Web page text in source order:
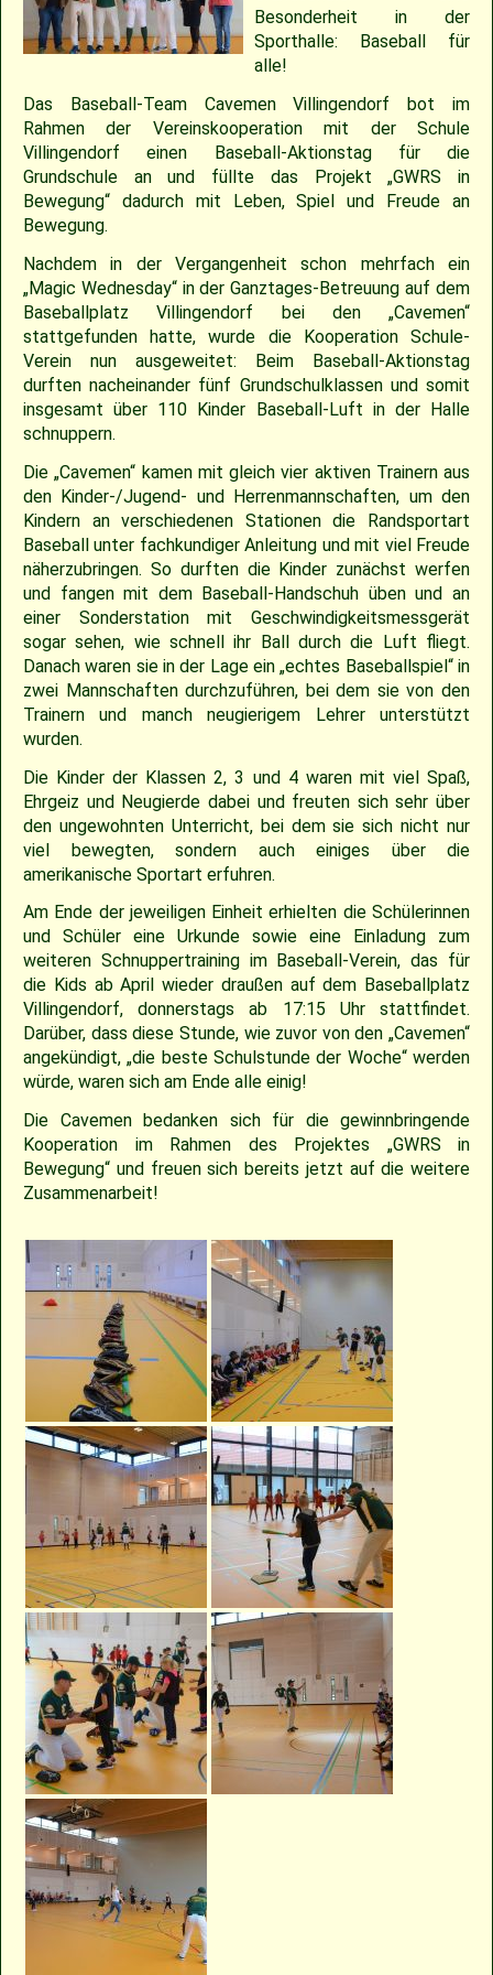
Besonderheit in der
Sporthalle: Baseball für
alle!
Das Baseball-Team Cavemen Villingendorf bot im
Rahmen der Vereinskooperation mit der Schule
Villingendorf einen Baseball-Aktionstag für die
Grundschule an und füllte das Projekt „GWRS in
Bewegung“ dadurch mit Leben, Spiel und Freude an
Bewegung.
Nachdem in der Vergangenheit schon mehrfach ein
„Magic Wednesday“ in der Ganztages-Betreuung auf dem
Baseballplatz Villingendorf bei den „Cavemen“
stattgefunden hatte, wurde die Kooperation Schule-
Verein nun ausgeweitet: Beim Baseball-Aktionstag
durften nacheinander fünf Grundschulklassen und somit
insgesamt über 110 Kinder Baseball-Luft in der Halle
schnuppern.
Die „Cavemen“ kamen mit gleich vier aktiven Trainern aus
den Kinder-/Jugend- und Herrenmannschaften, um den
Kindern an verschiedenen Stationen die Randsportart
Baseball unter fachkundiger Anleitung und mit viel Freude
näherzubringen. So durften die Kinder zunächst werfen
und fangen mit dem Baseball-Handschuh üben und an
einer Sonderstation mit Geschwindigkeitsmessgerät
sogar sehen, wie schnell ihr Ball durch die Luft fliegt.
Danach waren sie in der Lage ein „echtes Baseballspiel“ in
zwei Mannschaften durchzuführen, bei dem sie von den
Trainern und manch neugierigem Lehrer unterstützt
wurden.
Die Kinder der Klassen 2, 3 und 4 waren mit viel Spaß,
Ehrgeiz und Neugierde dabei und freuten sich sehr über
den ungewohnten Unterricht, bei dem sie sich nicht nur
viel bewegten, sondern auch einiges über die
amerikanische Sportart erfuhren.
Am Ende der jeweiligen Einheit erhielten die Schülerinnen
und Schüler eine Urkunde sowie eine Einladung zum
weiteren Schnuppertraining im Baseball-Verein, das für
die Kids ab April wieder draußen auf dem Baseballplatz
Villingendorf, donnerstags ab 17:15 Uhr stattfindet.
Darüber, dass diese Stunde, wie zuvor von den „Cavemen“
angekündigt, „die beste Schulstunde der Woche“ werden
würde, waren sich am Ende alle einig!
Die Cavemen bedanken sich für die gewinnbringende
Kooperation im Rahmen des Projektes „GWRS in
Bewegung“ und freuen sich bereits jetzt auf die weitere
Zusammenarbeit!
2018
2016
2015
2013
2012
2011
2010
2009
2007
30.04.2022 – Softballspieltag
05.05.2019 – Landesligaspiel gegen die Ladenburg Romans
01.05.2019 – Pokalspiel gegen Ellwangen
21.05.2017 – Spiel gegen Neuenburg
13.05.2017 – Jugendspiel in Herrenberg
08.04.2017 – Pokalauftakt gegen die Freiburg Knights
04.03.2017 – Jugendausflug Sensapolis
03.03.2017 – Jahreshauptversammlung
01.05.2011 – Landesligaspiel Cavemen vs. Bad Mergentheim Warriors
10.04.2011 – Pokelspiel Cavemen vs. Karlsruhe Cougars
Sponsoring
Saison 2019
Saison 2017
Saison 2016
Saison 2014
Saison 2013
Saison 2012
Saison 2011
Saison 2010
Saison 2009
Jugend Landesliga I 2025
Slowpitch Softball RNL 2025
Spielberichte 2025
Cavemen-News 2025
Jugend Landesliga III 2024
Slowpitch Softball RNL 2024
Spielberichte 2024
Cavemen-News 2024
Jugend Landesliga III 2023
Cavemen-News 2023
Spielberichte 2022
Cavemen-News 2013
Spielberichte 2012